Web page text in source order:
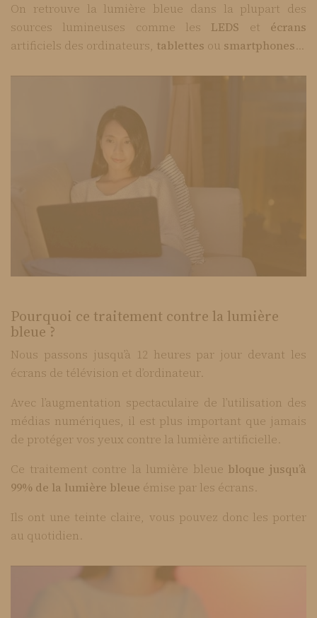
On retrouve la lumière bleue dans la plupart des
sources lumineuses comme les LEDS et écrans
artificiels des ordinateurs, tablettes ou smartphones…
Pourquoi ce traitement contre la lumière
bleue ?
Nous passons jusqu’à 12 heures par jour devant les
écrans de télévision et d’ordinateur.
Avec l’augmentation spectaculaire de l’utilisation des
médias numériques, il est plus important que jamais
de protéger vos yeux contre la lumière artificielle.
Ce traitement contre la lumière bleue bloque jusqu’à
99% de la lumière bleue émise par les écrans.
Ils ont une teinte claire, vous pouvez donc les porter
au quotidien.